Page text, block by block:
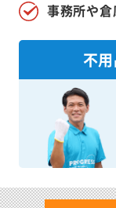
事務所や倉
不